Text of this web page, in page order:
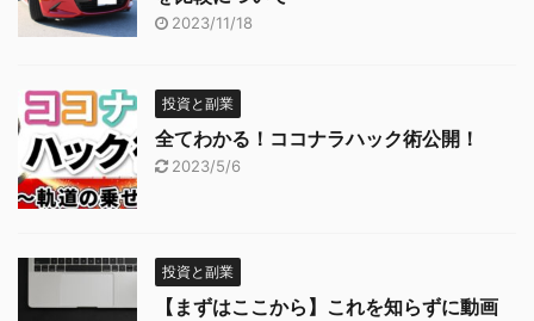
2023/11/18
投資と副業
全てわかる！ココナラハック術公開！
2023/5/6
投資と副業
【まずはここから】これを知らずに動画